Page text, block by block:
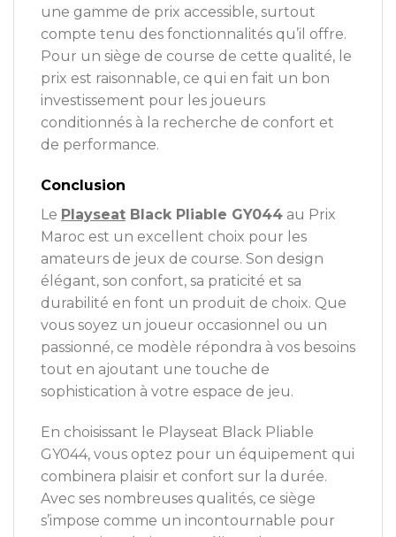
une gamme de prix accessible, surtout
compte tenu des fonctionnalités qu’il offre.
Pour un siège de course de cette qualité, le
prix est raisonnable, ce qui en fait un bon
investissement pour les joueurs
conditionnés à la recherche de confort et
de performance.
Conclusion
Le Playseat Black Pliable GY044 au Prix
Maroc est un excellent choix pour les
amateurs de jeux de course. Son design
élégant, son confort, sa praticité et sa
durabilité en font un produit de choix. Que
vous soyez un joueur occasionnel ou un
passionné, ce modèle répondra à vos besoins
tout en ajoutant une touche de
sophistication à votre espace de jeu.
En choisissant le Playseat Black Pliable
GY044, vous optez pour un équipement qui
combinera plaisir et confort sur la durée.
Avec ses nombreuses qualités, ce siège
s’impose comme un incontournable pour